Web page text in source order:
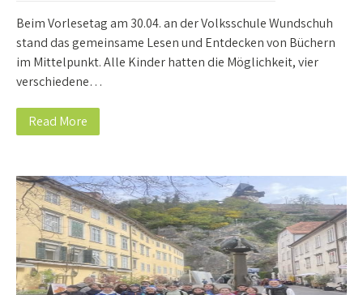
Beim Vorlesetag am 30.04. an der Volksschule Wundschuh
stand das gemeinsame Lesen und Entdecken von Büchern
im Mittelpunkt. Alle Kinder hatten die Möglichkeit, vier
verschiedene…
Read More